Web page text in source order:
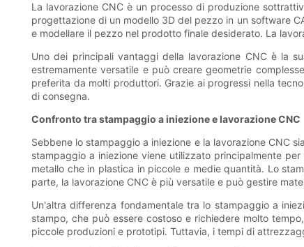
La lavorazione CNC è un processo di produzione
progettazione di un modello 3D del pezzo in un software
e modellare il pezzo nel prodotto finale desiderato. La
Uno dei principali vantaggi della lavorazione CNC è la
estremamente versatile e può creare geometrie
preferita da molti produttori. Grazie ai progressi nella
di consegna.
Confronto tra stampaggio a iniezione e lavorazione CNC
Sebbene lo stampaggio a iniezione e la lavorazione CNC
stampaggio a iniezione viene utilizzato principalmente
metallo che in plastica in piccole e medie quantità. Lo
parte, la lavorazione CNC è più versatile e può gestire
Un'altra differenza fondamentale tra lo stampaggio a
stampo, che può essere costoso e richiedere molto
piccole produzioni e prototipi. Tuttavia, i tempi di